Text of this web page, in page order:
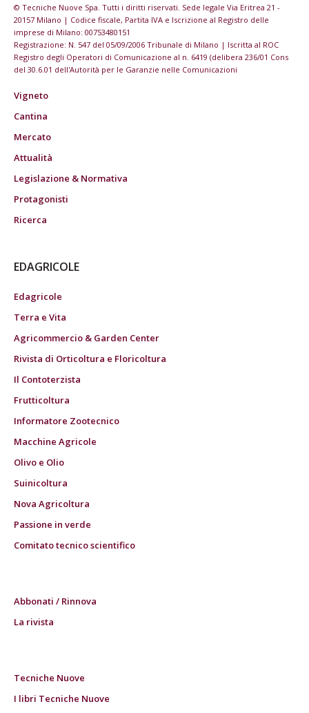
© Tecniche Nuove Spa. Tutti i diritti riservati. Sede legale Via Eritrea 21 -
20157 Milano | Codice fiscale, Partita IVA e Iscrizione al Registro delle
imprese di Milano: 00753480151
Registrazione: N. 547 del 05/09/2006 Tribunale di Milano | Iscritta al ROC
Registro degli Operatori di Comunicazione al n. 6419 (delibera 236/01 Cons
del 30.6.01 dell'Autorità per le Garanzie nelle Comunicazioni
Vigneto
Cantina
Mercato
Attualità
Legislazione & Normativa
Protagonisti
Ricerca
EDAGRICOLE
Edagricole
Terra e Vita
Agricommercio & Garden Center
Rivista di Orticoltura e Floricoltura
Il Contoterzista
Frutticoltura
Informatore Zootecnico
Macchine Agricole
Olivo e Olio
Suinicoltura
Nova Agricoltura
Passione in verde
Comitato tecnico scientifico
Abbonati / Rinnova
La rivista
Tecniche Nuove
I libri Tecniche Nuove